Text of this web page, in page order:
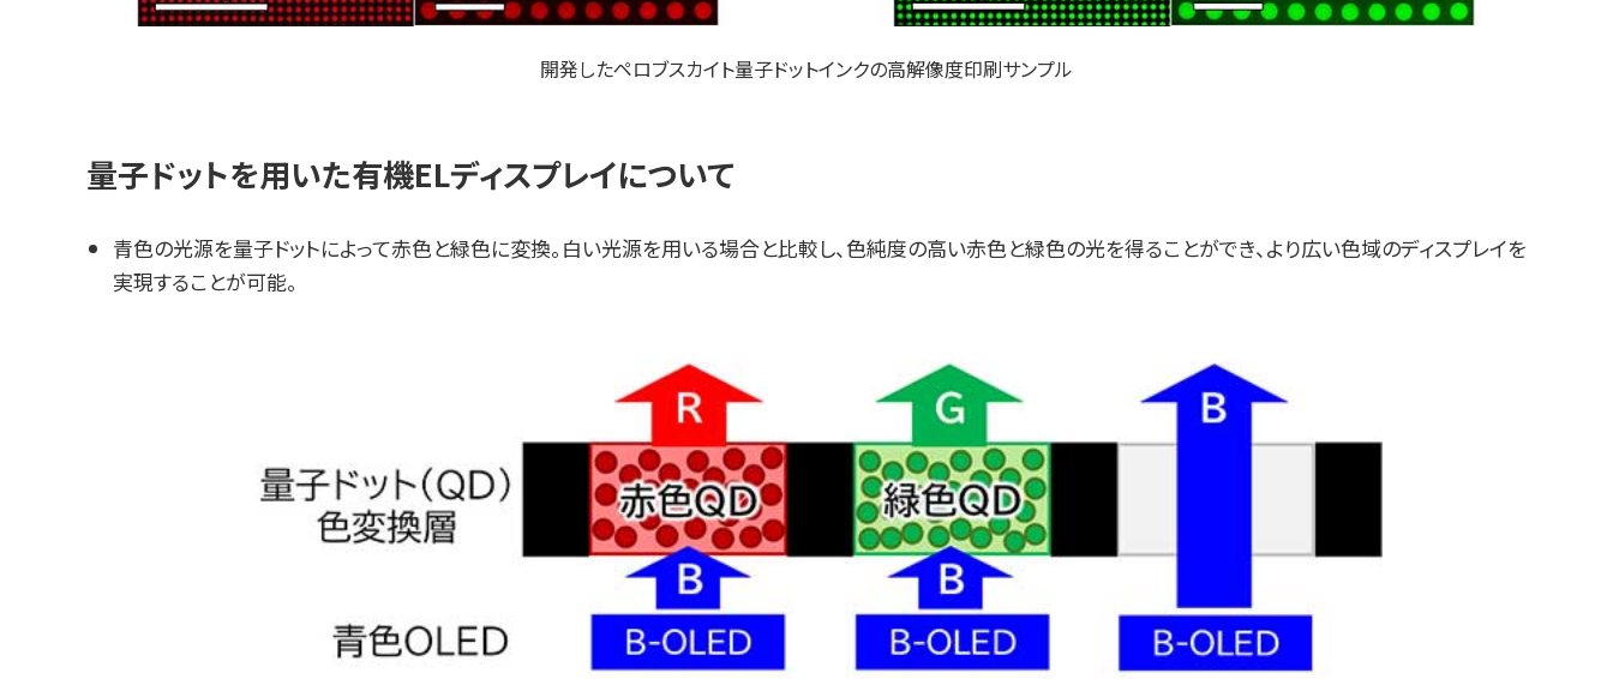
開発したペロブスカイト量子ドットインクの高解像度印刷サンプル
量子ドットを用いた有機ELディスプレイについて
青色の光源を量子ドットによって赤色と緑色に変換。白い光源を用いる場合と比較し、色純度の高い赤色と緑色の光を得ることができ、より広い色域のディスプレイを
実現することが可能。